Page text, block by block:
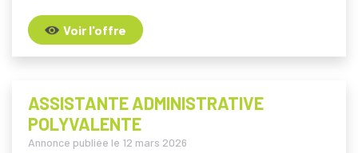
Voir l'offre
ASSISTANTE ADMINISTRATIVE
POLYVALENTE
Annonce publiée le 12 mars 2026